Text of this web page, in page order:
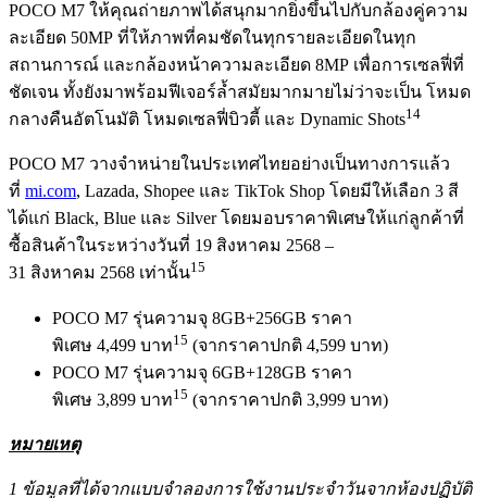
POCO M7 ให้คุณถ่ายภาพได้สนุกมากยิ่งขึ้นไปกับกล้องคู่ความ
ละเอียด 50MP ที่ให้ภาพที่คมชัดในทุกรายละเอียดในทุก
สถานการณ์ และกล้องหน้าความละเอียด 8MP เพื่อการเซลฟี่ที่
ชัดเจน ทั้งยังมาพร้อมฟีเจอร์ล้ำสมัยมากมายไม่ว่าจะเป็น โหมด
กลางคืนอัตโนมัติ โหมดเซลฟี่บิวตี้ และ Dynamic Shots14
POCO M7 วางจำหน่ายในประเทศไทยอย่างเป็นทางการแล้ว
ที่ mi.com, Lazada, Shopee และ TikTok Shop โดยมีให้เลือก 3 สี
ได้แก่ Black, Blue และ Silver โดยมอบราคาพิเศษให้แก่ลูกค้าที่
ซื้อสินค้าในระหว่างวันที่ 19 สิงหาคม 2568 –
31 สิงหาคม 2568 เท่านั้น15
POCO M7 รุ่นความจุ 8GB+256GB ราคา
พิเศษ 4,499 บาท15 (จากราคาปกติ 4,599 บาท)
POCO M7 รุ่นความจุ 6GB+128GB ราคา
พิเศษ 3,899 บาท15 (จากราคาปกติ 3,999 บาท)
หมายเหตุ
1 ข้อมูลที่ได้จากแบบจำลองการใช้งานประจำวันจากห้องปฏิบัติ